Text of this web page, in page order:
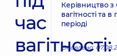
час
вагітності:
Керівництво з
вагітності та
періоді
Оновлено: